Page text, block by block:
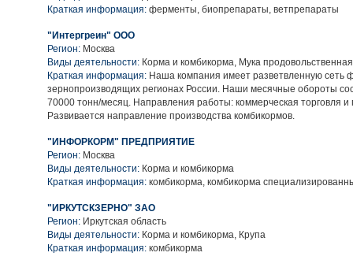
Краткая информация: ферменты, биопрепараты, ветпрепараты
"Интергреин" ООО
Регион: Москва
Виды деятельности: Корма и комбикорма, Мука продовольственная
Краткая информация: Наша компания имеет разветвленную сеть
зернопроизводящих регионах России. Наши месячные обороты
70000 тонн/месяц. Направления работы: коммерческая торговля и
Развивается направление производства комбикормов.
"ИНФОРКОРМ" ПРЕДПРИЯТИЕ
Регион: Москва
Виды деятельности: Корма и комбикорма
Краткая информация: комбикорма, комбикорма
"ИРКУТСКЗЕРНО" ЗАО
Регион: Иркутская область
Виды деятельности: Корма и комбикорма, Крупа
Краткая информация: комбикорма